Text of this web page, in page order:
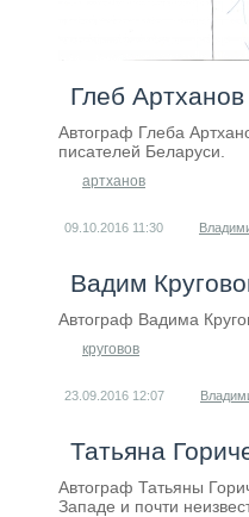
Глеб Артханов
Автограф Глеба
писателей Беларуси.
артханов
09.10.2016 11:30
Вадим
Автограф Вадима
круговов
23.09.2016 12:07
Татьяна
Автограф Татьяны
Западе и почти